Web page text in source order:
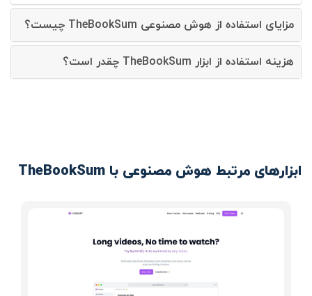
مزایای استفاده از هوش مصنوعی TheBookSum چیست؟
هزینه استفاده از ابزار TheBookSum چقدر است؟
ابزارهای مرتبط هوش مصنوعی با TheBookSum